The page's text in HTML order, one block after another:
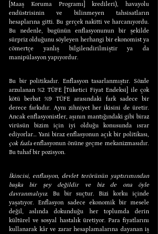
[Maaş Koruma Programı] kredileri), havayolu
endüstrisinin ve bilinmeyen tahsisatların
hesaplarına gitti. Bu gerçek nakitti ve harcanıyordu.
Bu nedenle, bugünün enflasyonunun bir şekilde
sürpriz olduğunu söyleyen herhangi bir ekonomist ya
cömertçe yanlış bilgilendirilmiştir ya da
manipülasyon yapıyordur.
Bu bir politikadır. Enflasyon tasarlanmıştır. Sözde
arzulanan %2 TÜFE [Tüketici Fiyat Endeksi] ile çok
kötü berbat %9 TÜFE arasındaki fark sadece bir
derece farkıdır. Aynı zihniyet her ikisini de üretir.
Ancak enflasyonistler, aşının mantığındaki gibi biraz
virüsün bizim için iyi olduğu konusunda ısrar
çok fazla enflasyonun önüne geçme mekanizmasıdır.
Bu tuhaf bir pozisyon.
İkincisi, enflasyon, devlet terörünün yaptırımından
başka bir şey değildir ve biz de ona öyle
davranmalıyız. Bu bir suçtur. Bizi korku içinde
yaşatıyor. Enflasyon sadece ekonomik bir mesele
değil, aslında dokunduğu her toplumda derin
kültürel ve sosyal hastalık üretiyor. Para fiyatlarını
kullanarak kâr ve zarar hesaplamalarına dayanan iş